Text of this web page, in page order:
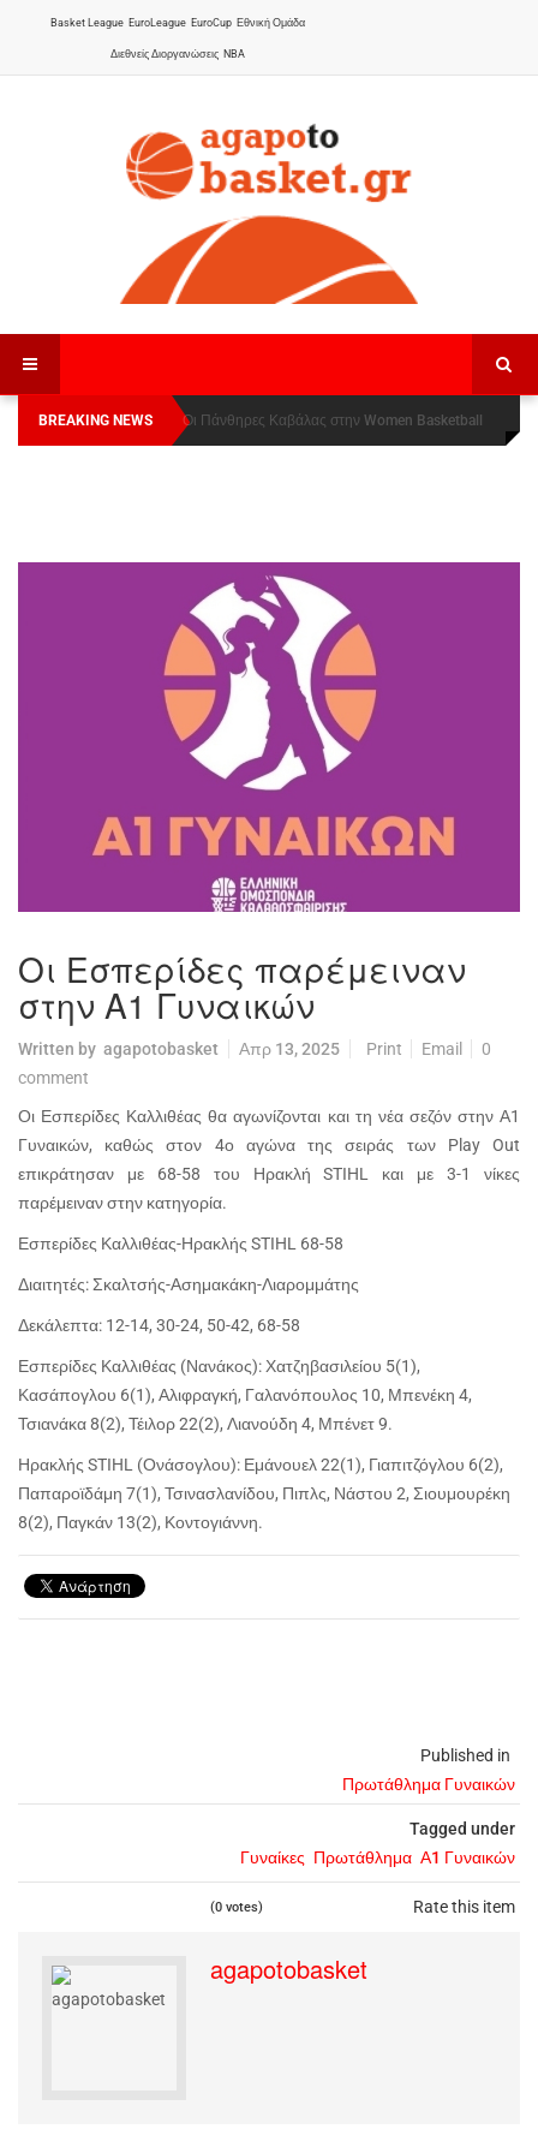
Basket League EuroLeague EuroCup Εθνική Ομάδα
Διεθνείς Διοργανώσεις NBA
BREAKING NEWS
Οι Πάνθηρες Καβάλας στην Women Basketball
League 1
Αναχώρησε για τα Γιάννενα η Εθνική Γυναικών
Οι Εσπερίδες παρέμειναν
στην Α1 Γυναικών
Written by agapotobasket Απρ 13, 2025 Print Email
0
comment
Published in
Πρωτάθλημα Γυναικών
Tagged under
Γυναίκες Πρωτάθλημα Α1 Γυναικών
Rate this item
(0 votes)
Οι Εσπερίδες Καλλιθέας θα αγωνίζονται και τη νέα σεζόν στην Α1
Γυναικών, καθώς στον 4ο αγώνα της σειράς των Play Out
επικράτησαν με 68-58 του Ηρακλή STIHL και με 3-1 νίκες
παρέμειναν στην κατηγορία.
Εσπερίδες Καλλιθέας-Ηρακλής STIHL 68-58
Διαιτητές: Σκαλτσής-Ασημακάκη-Λιαρομμάτης
Δεκάλεπτα: 12-14, 30-24, 50-42, 68-58
Εσπερίδες Καλλιθέας (Νανάκος): Χατζηβασιλείου 5(1),
Κασάπογλου 6(1), Αλιφραγκή, Γαλανόπουλος 10, Μπενέκη 4,
Τσιανάκα 8(2), Τέιλορ 22(2), Λιανούδη 4, Μπένετ 9.
Ηρακλής STIHL (Ονάσογλου): Εμάνουελ 22(1), Γιαπιτζόγλου 6(2),
Παπαροϊδάμη 7(1), Τσινασλανίδου, Πιπλς, Νάστου 2, Σιουμουρέκη
8(2), Παγκάν 13(2), Κοντογιάννη.
agapotobasket